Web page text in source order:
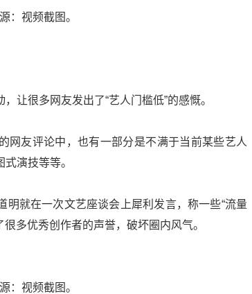
：视频截图。
让很多网友发出了“艺人门槛低”的感慨。
网友评论中，也有一部分是不满于当前某些艺人
演技等等。
明就在一次文艺座谈会上犀利发言，称一些“流量
多优秀创作者的声誉，破坏圈内风气。
：视频截图。